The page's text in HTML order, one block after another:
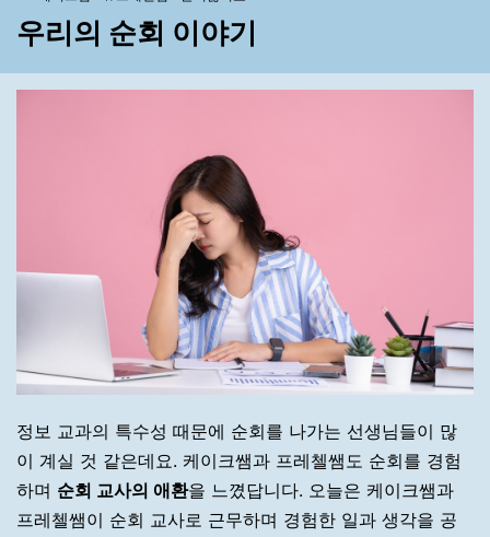
우리의 순회 이야기
정보 교과의 특수성 때문에 순회를 나가는 선생님들이 많
이 계실 것 같은데요. 케이크쌤과 프레첼쌤도 순회를 경험
하며 순회 교사의 애환을 느꼈답니다. 오늘은 케이크쌤과
프레첼쌤이 순회 교사로 근무하며 경험한 일과 생각을 공